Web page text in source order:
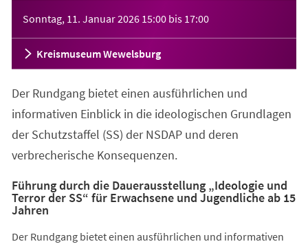
Sonntag, 11. Januar 2026 15:00 bis 17:00
Kreismuseum Wewelsburg
Der Rundgang bietet einen ausführlichen und
informativen Einblick in die ideologischen Grundlagen
der Schutzstaffel (SS) der NSDAP und deren
verbrecherische Konsequenzen.
Führung durch die Dauerausstellung „Ideologie und
Terror der SS“ für Erwachsene und Jugendliche ab 15
Jahren
Der Rundgang bietet einen ausführlichen und informativen